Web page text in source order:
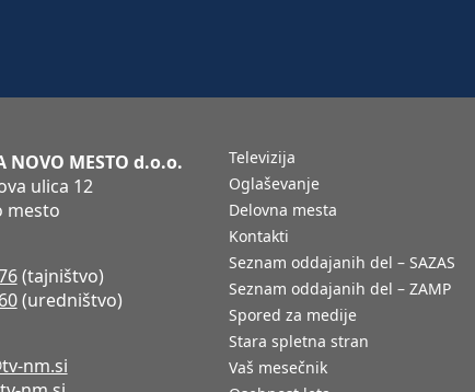
NOVO MESTO d.o.o.
ulica 12
mesto
(tajništvo)
(uredništvo)
nm.si
Televizija
Oglaševanje
Delovna mesta
Kontakti
Seznam oddajanih del – SAZAS
Seznam oddajanih del – ZAMP
Spored za medije
Stara spletna stran
Vaš mesečnik